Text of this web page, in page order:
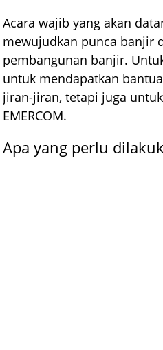
Acara wajib yang akan
mewujudkan punca banjir
pembangunan banjir.
untuk mendapatkan
jiran-jiran, tetapi juga
EMERCOM.
Apa yang perlu